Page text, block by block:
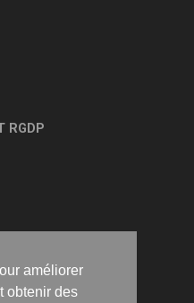
améliorer
obtenir des
RGDP